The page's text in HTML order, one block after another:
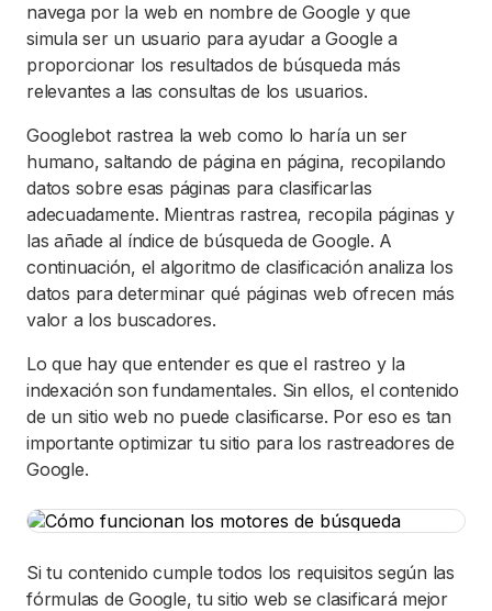
navega por la web en nombre de Google y que
simula ser un usuario para ayudar a Google a
proporcionar los resultados de búsqueda más
relevantes a las consultas de los usuarios.
Googlebot rastrea la web como lo haría un ser
humano, saltando de página en página, recopilando
datos sobre esas páginas para clasificarlas
adecuadamente. Mientras rastrea, recopila páginas y
las añade al índice de búsqueda de Google. A
continuación, el algoritmo de clasificación analiza los
datos para determinar qué páginas web ofrecen más
valor a los buscadores.
Lo que hay que entender es que el rastreo y la
indexación son fundamentales. Sin ellos, el contenido
de un sitio web no puede clasificarse. Por eso es tan
importante optimizar tu sitio para los rastreadores de
Google.
Si tu contenido cumple todos los requisitos según las
fórmulas de Google, tu sitio web se clasificará mejor